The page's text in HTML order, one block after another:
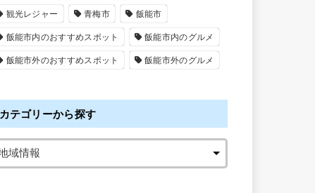
観光レジャー
青梅市
飯能市
飯能市内のおすすめスポット
飯能市内のグルメ
飯能市外のおすすめスポット
飯能市外のグルメ
カテゴリーから探す